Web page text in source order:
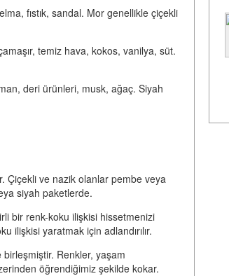
fıstık, sandal. Mor genellikle çiçekli
temiz hava, kokos, vanilya, süt.
deri ürünleri, musk, ağaç. Siyah
Çiçekli ve nazik olanlar pembe veya
siyah paketlerde.
bir renk-koku ilişkisi hissetmenizi
ilişkisi yaratmak için adlandırılır.
birleşmiştir. Renkler, yaşam
öğrendiğimiz şekilde kokar.